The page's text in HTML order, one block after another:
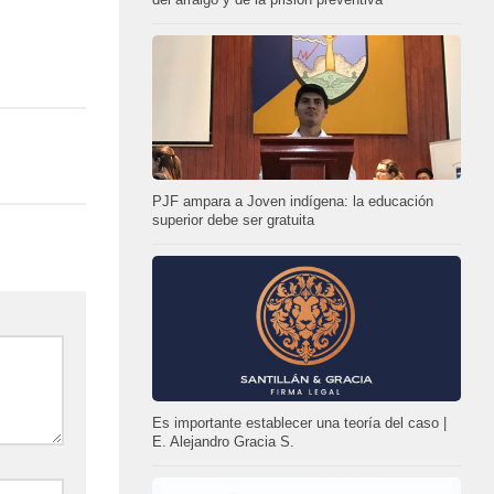
PJF ampara a Joven indígena: la educación
superior debe ser gratuita
Es importante establecer una teoría del caso |
E. Alejandro Gracia S.